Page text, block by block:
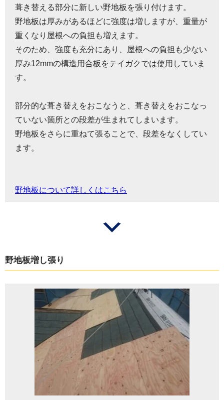
葺き替える部分に新しい野地板を張り付けます。
野地板は厚みがあるほどに強度は増しますが、重量が
重くなり屋根への負担も増えます。
そのため、強度も充分にあり、屋根への負担も少ない
厚み12mmの構造用合板をテイガクでは使用していま
す。
部分的な葺き替えをおこなうと、葺き替えをおこなっ
ていない箇所との段差が生まれてしまいます。
野地板をさらに重ねて張ることで、段差をなくしてい
ます。
野地板について詳しくはこちら
野地板増し張り